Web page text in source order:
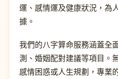
運、感情運及健康狀況，為
據。
我們的八字算命服務涵蓋全
測、婚姻配對建議等項目。
感情困惑或人生規劃，專業